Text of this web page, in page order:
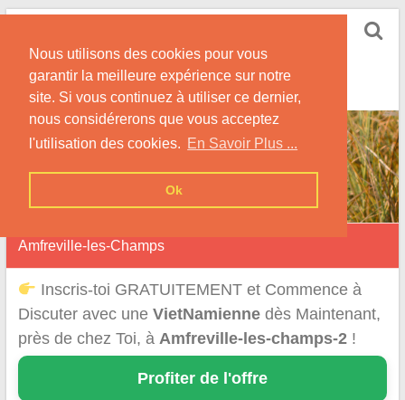
Nous utilisons des cookies pour vous
garantir la meilleure expérience sur notre
site. Si vous continuez à utiliser ce dernier,
nous considérerons que vous acceptez
l'utilisation des cookies. En Savoir Plus ...
Ok
Skip
contentVietnamienne
Rencontre une Célibataire Originaire du VietNam !
Amfreville-les-Champs
Inscris-toi GRATUITEMENT et Commence à
Discuter avec une VietNamiennedès Maintenant,
près de chez Toi, à Amfreville-les-champs-2!
Profiter de l'offre